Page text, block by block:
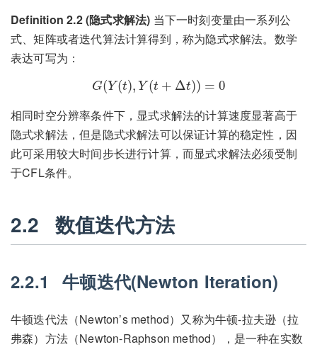
Definition 2.2 (隐式求解法) 当下一时刻变量由一系列公
式、矩阵或者迭代算法计算得到，称为隐式求解法。数学
表达可写为：
G(Y(t), Y(t + Δt)) = 0
G(Y t),Y + Δt ))=
相同时空分辨率条件下，显式求解法的计算速度显著高于
隐式求解法，但是隐式求解法可以保证计算的稳定性，因
此可采用较大时间步长进行计算，而显式求解法必须受制
于CFL条件。
2.2 数值迭代方法
2.2.1 牛顿迭代(Newton Iteration)
牛顿迭代法（Newton’s method）又称为牛顿-拉夫逊（拉
弗森）方法（Newton-Raphson method），是一种在实数